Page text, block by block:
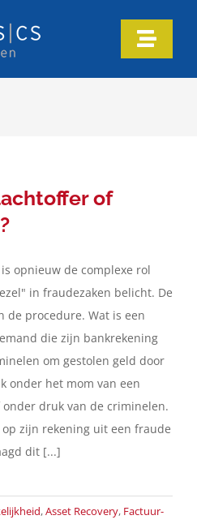
Toggle
of
opnieuw de complexe rol
in fraudezaken belicht. De
de procedure. Wat is een
die zijn bankrekening
om gestolen geld door
onder het mom van een
druk van de criminelen.
zijn rekening uit een fraude
dit [...]
,Asset Recovery, Factuur-